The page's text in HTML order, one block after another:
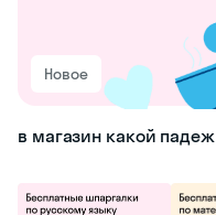
Новое
в магазин какой падеж